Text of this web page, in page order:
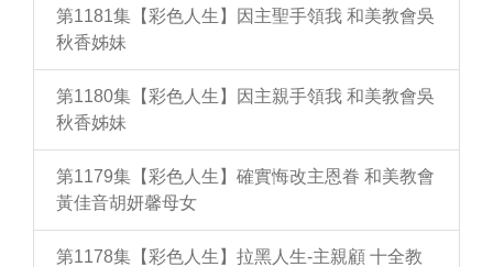
第1181集【彩色人生】因主聖手領我 和美教會吳
秋香姊妹
第1180集【彩色人生】因主親手領我 和美教會吳
秋香姊妹
第1179集【彩色人生】確實悔改主恩眷 和美教會
黃佳音胡妍馨母女
第1178集【彩色人生】拉黑人生-主親顧 十全教